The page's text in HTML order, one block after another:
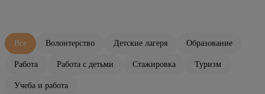
Все Волонтерство Детские лагеря Образование
Работа Работа с детьми Стажировка Туризм
Учеба и работа